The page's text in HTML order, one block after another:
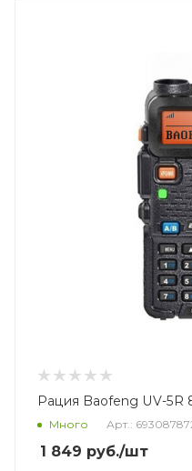
Рация Baofeng UV-5R
Много Арт.:
1 849 руб./шт